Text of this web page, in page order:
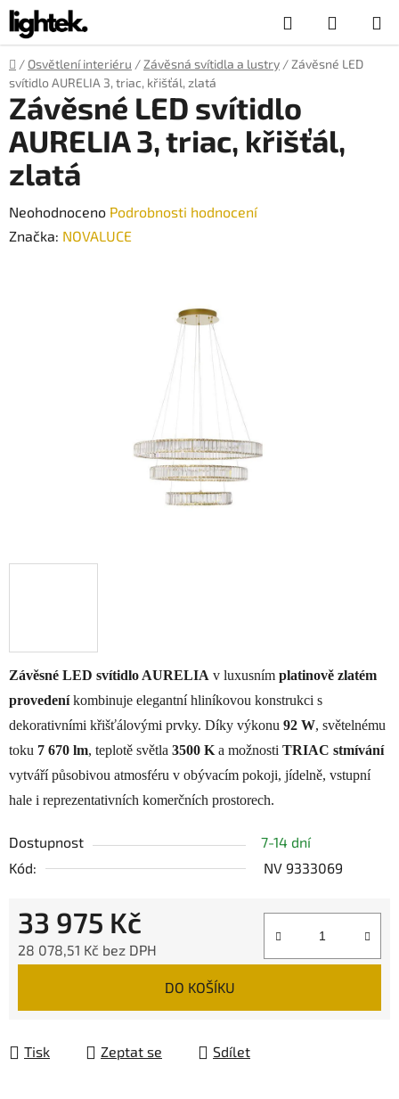
Přejít
na
obsah
Hledat
KOŠÍK
Domů
/ Osvětlení interiéru / Závěsná svítidla a lustry / Závěsné LED
svítidlo AURELIA 3, triac, křišťál, zlatá
Závěsné LED svítidlo AURELIA v luxusním platinově zlatém
provedeníkombinuje elegantní hliníkovou konstrukci s
dekorativními křišťálovými prvky. Díky výkonu 92 W, světelnému
toku 7 670 lm, teplotě světla 3500 K a možnosti TRIAC stmívání
vytváří působivou atmosféru v obývacím pokoji, jídelně, vstupní
hale i reprezentativních komerčních prostorech.
Dostupnost
7-14 dní
Kód:
NV 9333069
33 975 Kč
28 078,51 Kč bez DPH
DO KOŠÍKU
Tisk Zeptat se Sdílet
Závěsné LED svítidlo
AURELIA 3, triac, křišťál,
zlatá
Průměrné
hodnocení
Neohodnoceno Podrobnosti hodnocení
Značka: NOVALUCE